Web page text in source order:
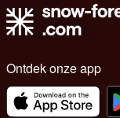
Ontdek onze app